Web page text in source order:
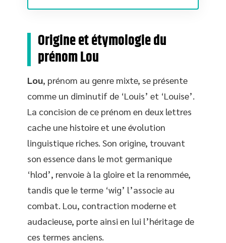
Origine et étymologie du
prénom Lou
Lou, prénom au genre mixte, se présente
comme un diminutif de ‘Louis’ et ‘Louise’.
La concision de ce prénom en deux lettres
cache une histoire et une évolution
linguistique riches. Son origine, trouvant
son essence dans le mot germanique
‘hlod’, renvoie à la gloire et la renommée,
tandis que le terme ‘wig’ l’associe au
combat. Lou, contraction moderne et
audacieuse, porte ainsi en lui l’héritage de
ces termes anciens.